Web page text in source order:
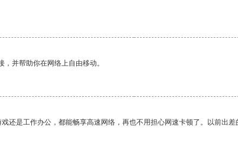
并帮助你在网络上自由移动。
还是工作办公，都能畅享高速网络，再也不用担心网速卡顿了。以前出